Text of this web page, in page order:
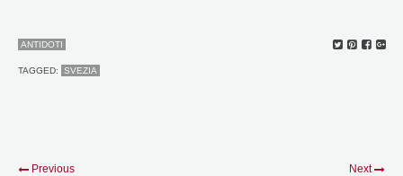
ANTIDOTI
TAGGED: SVEZIA
Previous Next